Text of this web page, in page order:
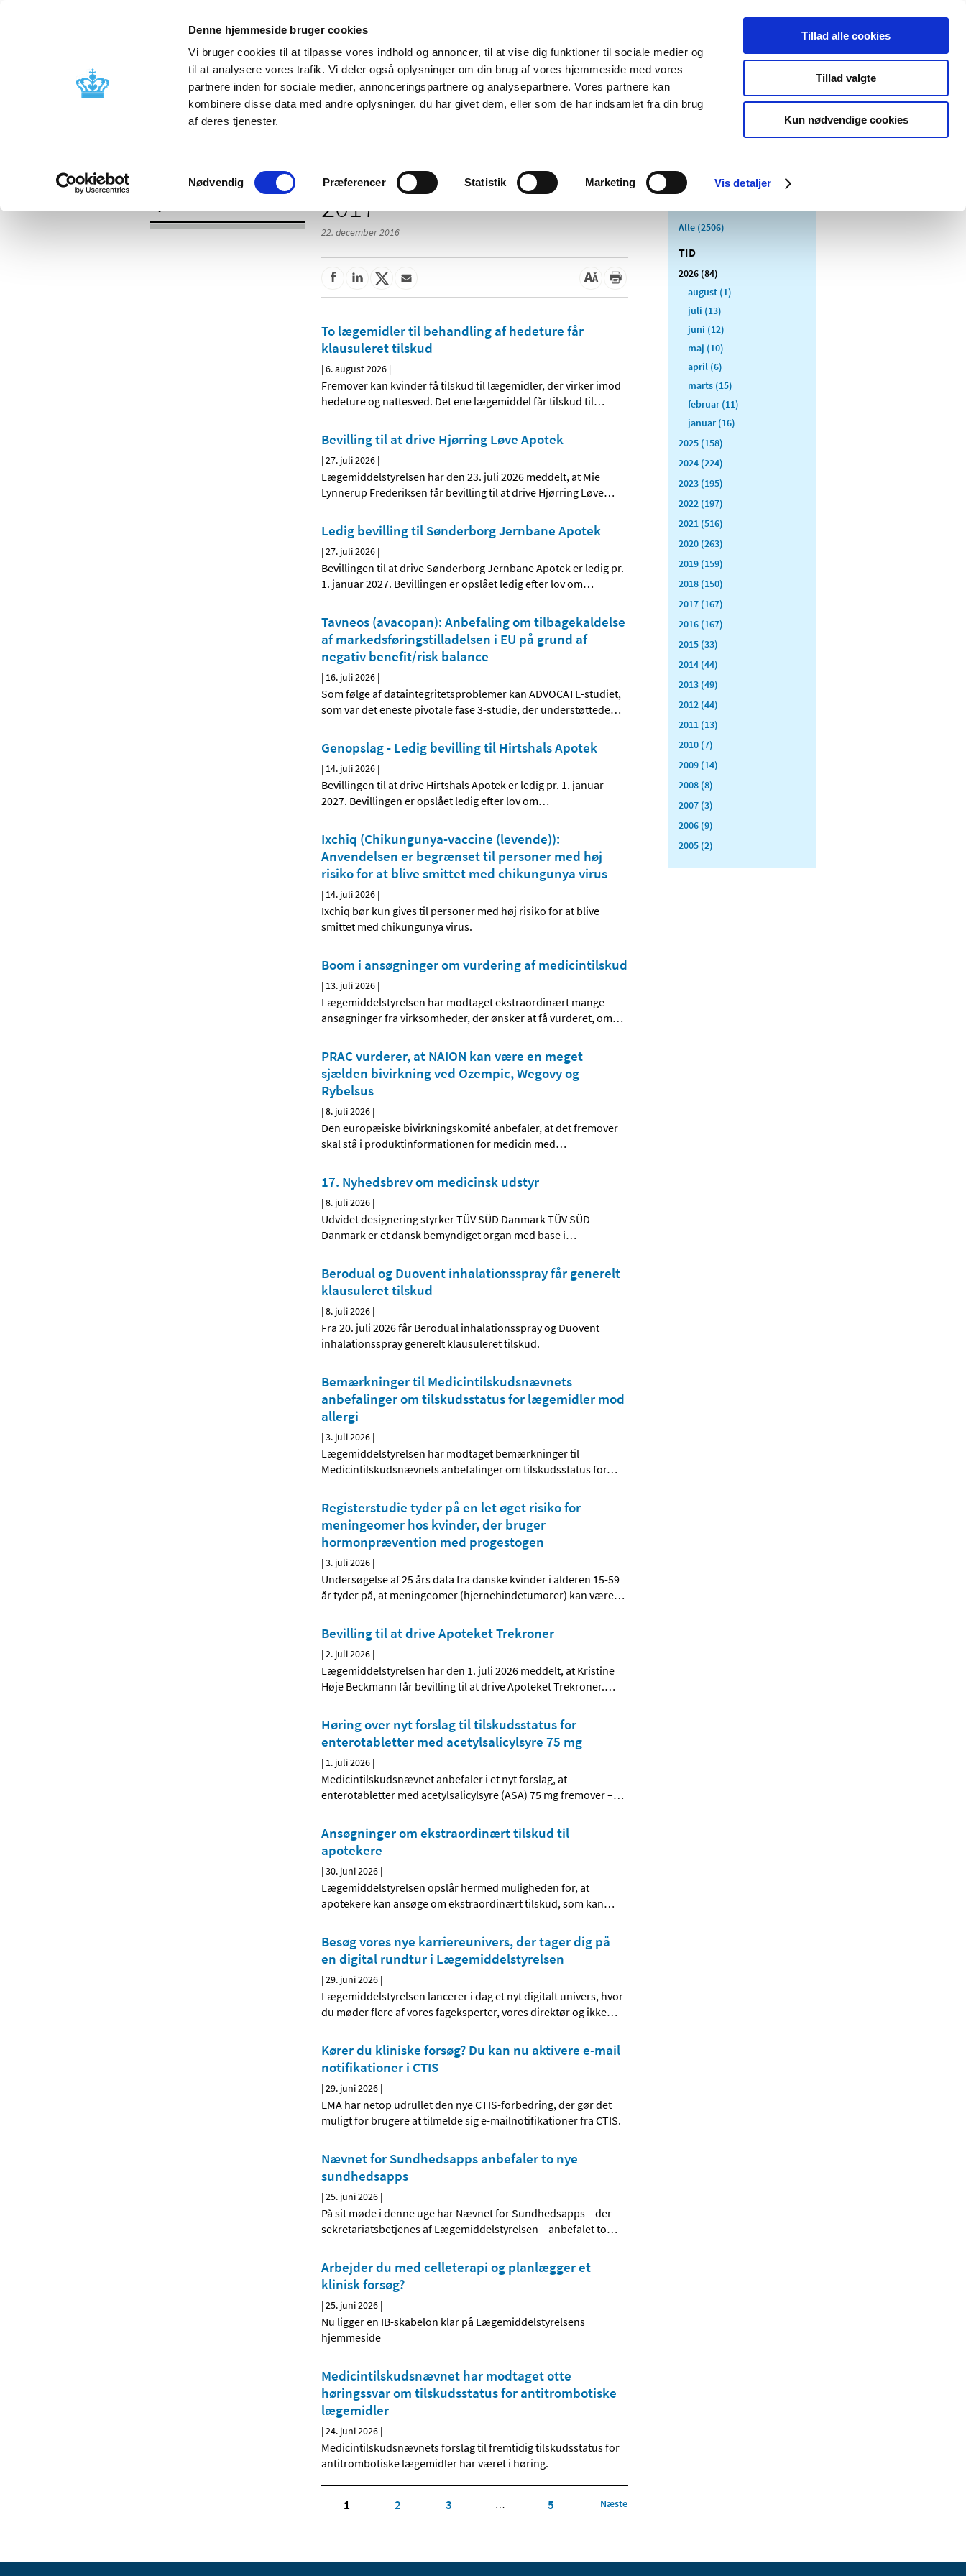
Denne hjemmeside bruger cookies
Vi bruger cookies til at tilpasse vores indhold og annoncer, til at vise dig funktioner til sociale medier og
til at analysere vores trafik. Vi deler også oplysninger om din brug af vores hjemmeside med vores
partnere inden for sociale medier, annonceringspartnere og analysepartnere. Vores partnere kan
kombinere disse data med andre oplysninger, du har givet dem, eller som de har indsamlet fra din brug
af deres tjenester.
Samtykkevalg
Nødvendig Præferencer Statistik Marketing Vis detaljer
Tillad alle cookies
Tillad valgte
Kun nødvendige cookies
Nyheder Om os Kontakt Udgivelser
Godkendelse og
Bivirkninger og
produktinformation
Tilskud og
Apoteker og salg af
Medicinsk
Særlige
produktområder
2017
22. december 2016
To lægemidler til behandling af hedeture får
klausuleret tilskud
|6. august 2026 |
Fremover kan kvinder få tilskud til lægemidler, der virker imod
hedeture og nattesved. Det ene lægemiddel får tilskud til…
Bevilling til at drive Hjørring Løve Apotek
|27. juli 2026 |
Lægemiddelstyrelsen har den 23. juli 2026 meddelt, at Mie
Lynnerup Frederiksen får bevilling til at drive Hjørring Løve…
Ledig bevilling til Sønderborg Jernbane Apotek
|27. juli 2026 |
Bevillingen til at drive Sønderborg Jernbane Apotek er ledig pr.
1. januar 2027. Bevillingen er opslået ledig efter lov om…
Tavneos (avacopan): Anbefaling om tilbagekaldelse
af markedsføringstilladelsen i EU på grund af
negativ benefit/risk balance
| 16. juli 2026 |
Som følge af dataintegritetsproblemer kan ADVOCATE-studiet,
som var det eneste pivotale fase 3-studie, der understøttede…
Genopslag - Ledig bevilling til Hirtshals Apotek
| 14. juli 2026 |
Bevillingen til at drive Hirtshals Apotek er ledig pr. 1. januar
2027. Bevillingen er opslået ledig efter lov om…
Ixchiq (Chikungunya-vaccine (levende)):
Anvendelsen er begrænset til personer med høj
risiko for at blive smittet med chikungunya virus
| 14. juli 2026 |
Ixchiq bør kun gives til personer med høj risiko for at blive
smittet med chikungunya virus.
Boom i ansøgninger om vurdering af medicintilskud
| 13. juli 2026 |
Lægemiddelstyrelsen har modtaget ekstraordinært mange
ansøgninger fra virksomheder, der ønsker at få vurderet, om…
PRAC vurderer, at NAION kan være en meget
sjælden bivirkning ved Ozempic, Wegovy og
Rybelsus
|8. juli 2026 |
Den europæiske bivirkningskomité anbefaler, at det fremover
skal stå i produktinformationen for medicin med…
17. Nyhedsbrev om medicinsk udstyr
|8. juli 2026 |
Udvidet designering styrker TÜV SÜD Danmark TÜV SÜD
Danmark er et dansk bemyndiget organ med base i…
Berodual og Duovent inhalationsspray får generelt
klausuleret tilskud
|8. juli 2026 |
Fra 20. juli 2026 får Berodual inhalationsspray og Duovent
inhalationsspray generelt klausuleret tilskud.
Bemærkninger til Medicintilskudsnævnets
anbefalinger om tilskudsstatus for lægemidler mod
allergi
|3. juli 2026 |
Lægemiddelstyrelsen har modtaget bemærkninger til
Medicintilskudsnævnets anbefalinger om tilskudsstatus for…
Registerstudie tyder på en let øget risiko for
meningeomer hos kvinder, der bruger
hormonprævention med progestogen
|3. juli 2026 |
Undersøgelse af 25 års data fra danske kvinder i alderen 15-59
år tyder på, at meningeomer (hjernehindetumorer) kan være…
Bevilling til at drive Apoteket Trekroner
|2. juli 2026 |
Lægemiddelstyrelsen har den 1. juli 2026 meddelt, at Kristine
Høje Beckmann får bevilling til at drive Apoteket Trekroner.…
Høring over nyt forslag til tilskudsstatus for
enterotabletter med acetylsalicylsyre 75 mg
| 1. juli 2026 |
Medicintilskudsnævnet anbefaler i et nyt forslag, at
enterotabletter med acetylsalicylsyre (ASA) 75 mg fremover –…
Ansøgninger om ekstraordinært tilskud til
apotekere
|30. juni 2026 |
Lægemiddelstyrelsen opslår hermed muligheden for, at
apotekere kan ansøge om ekstraordinært tilskud, som kan…
Besøg vores nye karriereunivers, der tager dig på
en digital rundtur i Lægemiddelstyrelsen
|29. juni 2026 |
Lægemiddelstyrelsen lancerer i dag et nyt digitalt univers, hvor
du møder flere af vores fageksperter, vores direktør og ikke…
Kører du kliniske forsøg? Du kan nu aktivere e-mail
notifikationer i CTIS
|29. juni 2026 |
EMA har netop udrullet den nye CTIS-forbedring, der gør det
muligt for brugere at tilmelde sig e-mailnotifikationer fra CTIS.
Nævnet for Sundhedsapps anbefaler to nye
sundhedsapps
|25. juni 2026 |
På sit møde i denne uge har Nævnet for Sundhedsapps – der
sekretariatsbetjenes af Lægemiddelstyrelsen – anbefalet to…
Arbejder du med celleterapi og planlægger et
klinisk forsøg?
|25. juni 2026 |
Nu ligger en IB-skabelon klar på Lægemiddelstyrelsens
hjemmeside
Medicintilskudsnævnet har modtaget otte
høringssvar om tilskudsstatus for antitrombotiske
lægemidler
|24. juni 2026 |
Medicintilskudsnævnets forslag til fremtidig tilskudsstatus for
antitrombotiske lægemidler har været i høring.
1 2 3 … 5 Næste
Alle (2506)
TID
2026 (84)
august (1)
juli (13)
juni (12)
maj (10)
april (6)
marts (15)
februar (11)
januar (16)
2025 (158)
2024 (224)
2023 (195)
2022 (197)
2021 (516)
2020 (263)
2019 (159)
2018 (150)
2017 (167)
2016 (167)
2015 (33)
2014 (44)
2013 (49)
2012 (44)
2011 (13)
2010 (7)
2009 (14)
2008 (8)
2007 (3)
2006 (9)
2005 (2)